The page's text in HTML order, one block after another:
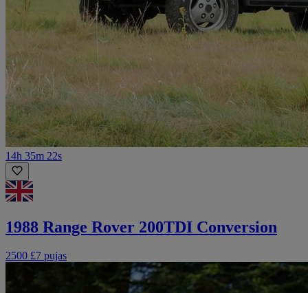
14h 35m 22s
1988 Range Rover 200TDI Conversion
2500 £7 pujas